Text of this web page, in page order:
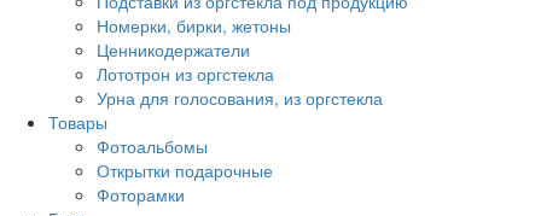
Номерки, бирки, жетоны
Ценникодержатели
Лототрон из оргстекла
Урна для голосования, из оргстекла
Товары
Фотоальбомы
Открытки подарочные
Фоторамки